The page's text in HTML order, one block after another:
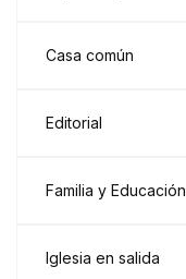
Casa común
Editorial
Familia y Educación
Iglesia en salida